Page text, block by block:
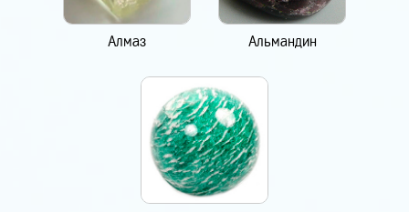
Алмаз Альмандин